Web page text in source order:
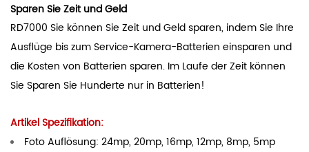
Sparen Sie Zeit und Geld
RD7000 Sie können Sie Zeit und Geld sparen, indem Sie Ihre
Ausflüge bis zum Service-Kamera-Batterien einsparen und
die Kosten von Batterien sparen. Im Laufe der Zeit können
Sie Sparen Sie Hunderte nur in Batterien!
Artikel Spezifikation:
Foto Auflösung: 24mp, 20mp, 16mp, 12mp, 8mp, 5mp